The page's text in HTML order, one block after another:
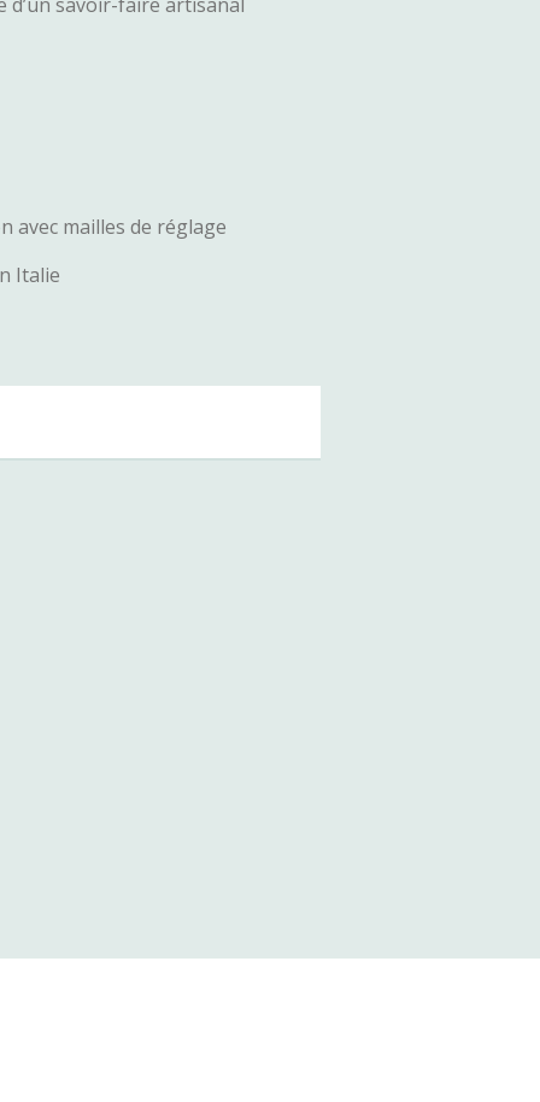
avec mailles de réglage
Italie